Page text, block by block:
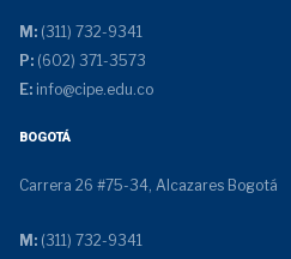
M: (311) 732-9341
P: (602) 371-3573
E: info@cipe.edu.co
BOGOTÁ
Carrera 26 #75-34, Alcazares Bogotá
M: (311) 732-9341